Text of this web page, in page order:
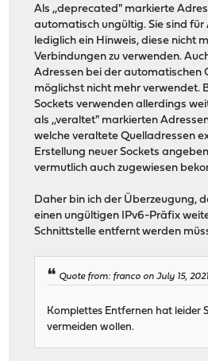
Als ,,deprecated" markierte
automatisch ungültig. Sie sind
lediglich ein Hinweis, diese nicht
Verbindungen zu verwenden.
Adressen bei der automatischen
möglichst nicht mehr verwendet.
Sockets verwenden allerdings
als ,,veraltet" markierten
welche veraltete Quelladressen
Erstellung neuer Sockets
vermutlich auch zugewiesen
Daher bin ich der Überzeugung,
einen ungültigen IPv6-Präfix
Schnittstelle entfernt werden
Quote from: franco on July 15,
Komplettes Entfernen hat leider
vermeiden wollen.